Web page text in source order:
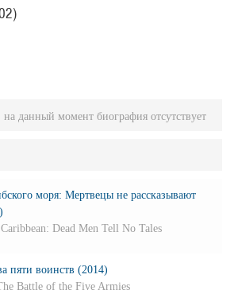
)
на данный момент биография отсутствует
моря: Мертвецы не рассказывают
Dead Men Tell No Tales
пяти воинств (2014)
Battle of the Five Armies